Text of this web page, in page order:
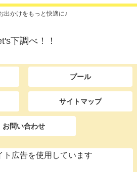
出かけをもっと快適に♪
下調べ！！
プール
サイトマップ
お問い合わせ
ト広告を使用しています